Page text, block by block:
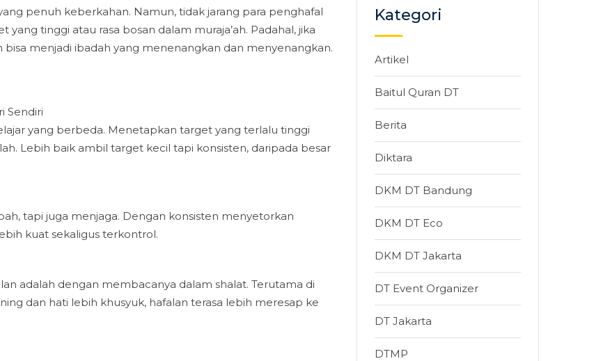
penuh keberkahan. Namun, tidak jarang para penghafal
tinggi atau rasa bosan dalam muraja’ah. Padahal, jika
bisa menjadi ibadah yang menenangkan dan menyenangkan.
Sendiri
yang berbeda. Menetapkan target yang terlalu tinggi
Lebih baik ambil target kecil tapi konsisten, daripada besar
tapi juga menjaga. Dengan konsisten menyetorkan
kuat sekaligus terkontrol.
adalah dengan membacanya dalam shalat. Terutama di
dan hati lebih khusyuk, hafalan terasa lebih meresap ke
Kategori
Artikel
Baitul Quran DT
Berita
Diktara
DKM DT Bandung
DKM DT Eco
DKM DT Jakarta
DT Event Organizer
DT Jakarta
DTMP